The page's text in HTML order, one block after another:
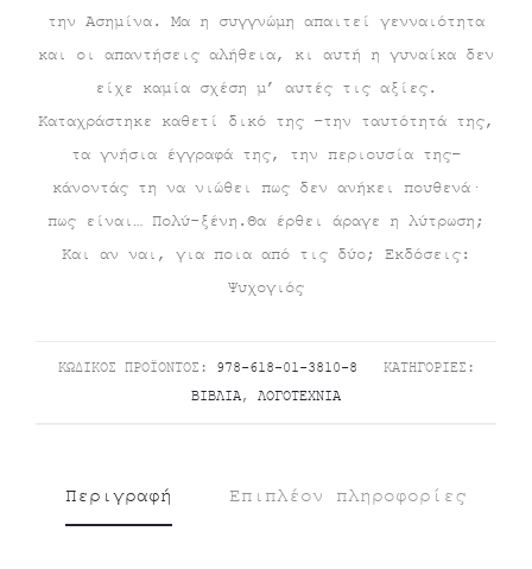
την Ασημίνα. Μα η συγγνώμη απαιτεί γενναιότητα
και οι απαντήσεις αλήθεια, κι αυτή η γυναίκα δεν
είχε καμία σχέση μ’ αυτές τις αξίες.
Καταχράστηκε καθετί δικό της –την ταυτότητά της,
τα γνήσια έγγραφά της, την περιουσία της–
κάνοντάς τη να νιώθει πως δεν ανήκει πουθενά·
πως είναι… Πολύ-ξένη.Θα έρθει άραγε η λύτρωση;
Και αν ναι, για ποια από τις δύο; Εκδόσεις:
Ψυχογιός
ΚΩΔΙΚΌΣ ΠΡΟΪΌΝΤΟΣ: 978-618-01-3810-8
ΚΑΤΗΓΟΡΊΕΣ:
ΒΙΒΛΊΑ, ΛΟΓΟΤΕΧΝΊΑ
Περιγραφή Επιπλέον πληροφορίες